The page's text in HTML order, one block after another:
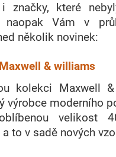
značky, které
Vám v
několik novinek:
& williams
kolekci Maxwell
výrobce moderního
velikost
a to v sadě nových